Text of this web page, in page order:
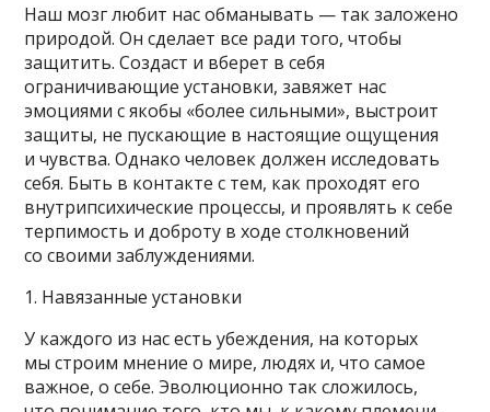
Наш мозг любит нас обманывать — так заложено
природой. Он сделает все ради того, чтобы
защитить. Создаст и вберет в себя
ограничивающие установки, завяжет нас
эмоциями с якобы «более сильными», выстроит
защиты, не пускающие в настоящие ощущения
и чувства. Однако человек должен исследовать
себя. Быть в контакте с тем, как проходят его
внутрипсихические процессы, и проявлять к себе
терпимость и доброту в ходе столкновений
со своими заблуждениями.
1. Навязанные установки
У каждого из нас есть убеждения, на которых
мы строим мнение о мире, людях и, что самое
важное, о себе. Эволюционно так сложилось,